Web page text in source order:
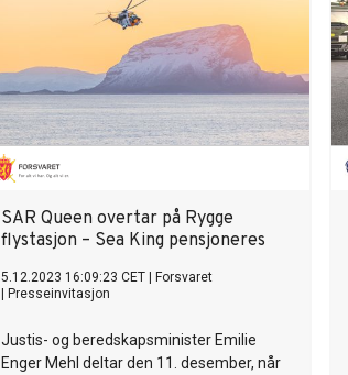
SAR Queen overtar på Rygge
flystasjon – Sea King pensjoneres
5.12.2023 16:09:23 CET
Forsvaret
Presseinvitasjon
Justis- og beredskapsminister Emilie
Enger Mehl deltar den 11. desember, når